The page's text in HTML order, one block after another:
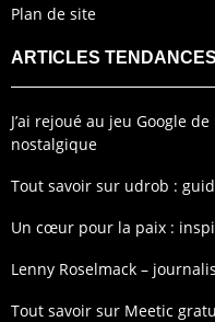
Plan de site
ARTICLES TENDANCES
J’ai rejoué au jeu Google
nostalgique
Tout savoir sur udrob :
Un cœur pour la paix :
Lenny Roselmack –
Tout savoir sur Meetic